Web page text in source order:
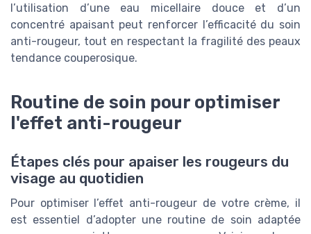
l’utilisation d’une eau micellaire douce et d’un
concentré apaisant peut renforcer l’efficacité du soin
anti-rougeur, tout en respectant la fragilité des peaux
tendance couperosique.
Routine de soin pour optimiser
l'effet anti-rougeur
Étapes clés pour apaiser les rougeurs du
visage au quotidien
Pour optimiser l’effet anti-rougeur de votre crème, il
est essentiel d’adopter une routine de soin adaptée